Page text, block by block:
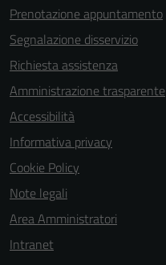
Prenotazione appuntamento
Segnalazione disservizio
Richiesta assistenza
Amministrazione trasparente
Accessibilità
Informativa privacy
Cookie Policy
Note legali
Area Amministratori
Intranet